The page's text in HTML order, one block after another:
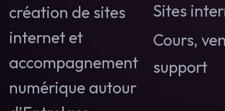
création de sites
internet et
accompagnement
numérique autour
Sites
Cours,
support